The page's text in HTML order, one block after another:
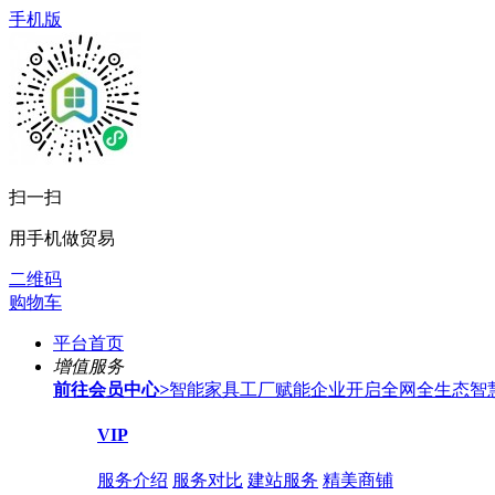
手机版
扫一扫
用手机做贸易
二维码
购物车
平台首页
增值服务
前往会员中心>智能家具工厂赋能企业开启全网全生态智
VIP
服务介绍 服务对比 建站服务 精美商铺